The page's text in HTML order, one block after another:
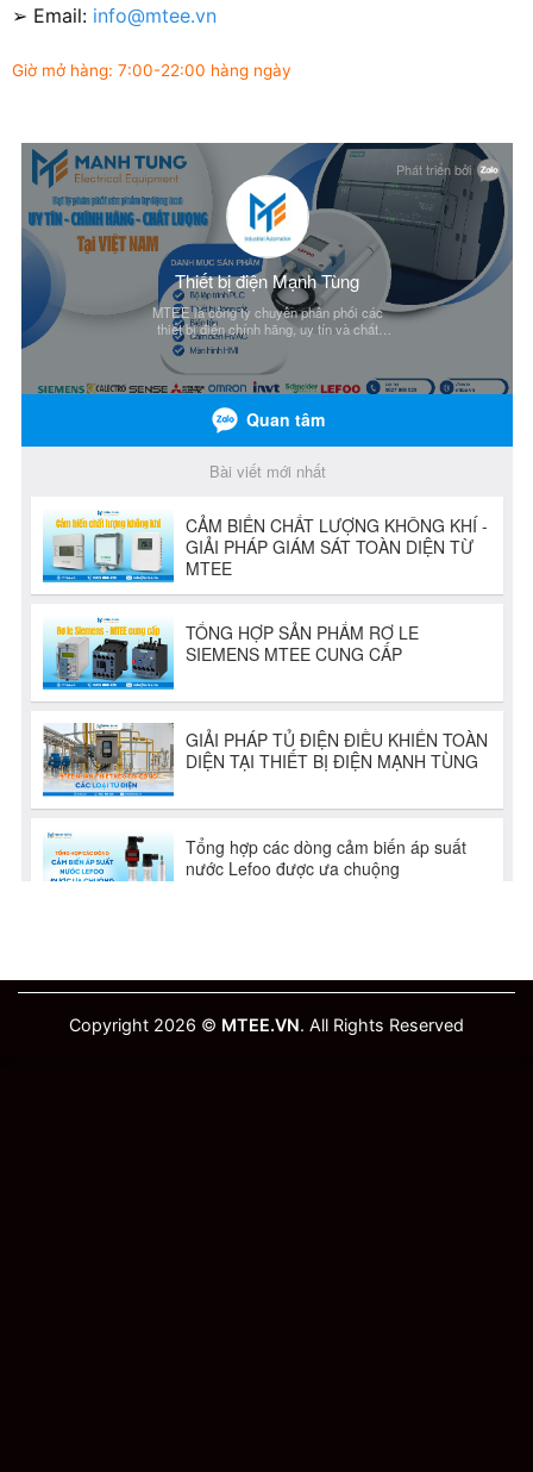
➢ Email: info@mtee.vn
Giờ mở hàng: 7:00-22:00 hàng ngày
Copyright 2026 © MTEE.VN. All Rights Reserved